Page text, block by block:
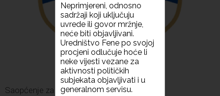
Saopćenje za javnost SDS-a
Neprimjereni, odnosno
sadržaji koji uključuju
uvrede ili govor mržnje,
neće biti objavljivani.
Uredništvo Fene po svojoj
procjeni odlučuje hoće li
neke vijesti vezane za
aktivnosti političkih
subjekata objavljivati i u
generalnom servisu.